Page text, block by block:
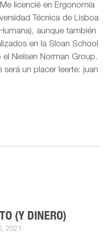
licencié en Ergonomía
Técnica de Lisboa
aunque también
en la Sloan School
Nielsen Norman Group.
un placer leerte: juan
(Y DINERO)
2021